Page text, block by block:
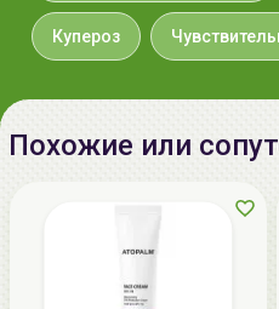
Morus
производства:
[A'PIEU]
Korea,
Купероз
Похожие или